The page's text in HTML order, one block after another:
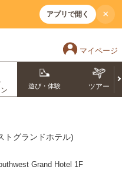
アプリで開く ×
マイページ
遊び・体験 ツアー
トグランドホテル)
Grand Hotel 1F